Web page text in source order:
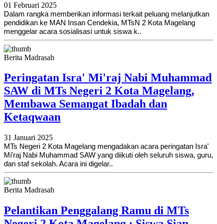
01 Februari 2025
Dalam rangka memberikan informasi terkait peluang melanjutkan
pendidikan ke MAN Insan Cendekia, MTsN 2 Kota Magelang
menggelar acara sosialisasi untuk siswa k..
Berita Madrasah
Peringatan Isra' Mi'raj Nabi Muhammad
SAW di MTs Negeri 2 Kota Magelang,
Membawa Semangat Ibadah dan
Ketaqwaan
31 Januari 2025
MTs Negeri 2 Kota Magelang mengadakan acara peringatan Isra'
Mi'raj Nabi Muhammad SAW yang diikuti oleh seluruh siswa, guru,
dan staf sekolah. Acara ini digelar..
Berita Madrasah
Pelantikan Penggalang Ramu di MTs